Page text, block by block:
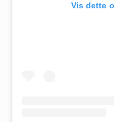
Vis dette